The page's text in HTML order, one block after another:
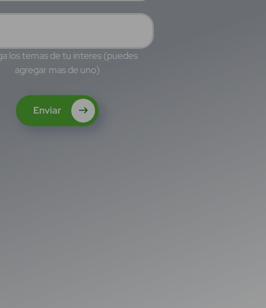
los temas de tu interes (puedes
agregar mas de uno)
Enviar